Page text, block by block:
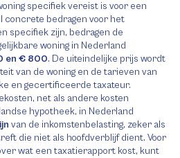
specifiek vereist is voor een
concrete bedragen voor het
specifiek zijn, bedragen de
woning in Nederland
en € 800. De uiteindelijke prijs wordt
van de woning en de tarieven van
en gecertificeerde taxateur.
net als andere kosten
hypotheek, in Nederland
van de inkomstenbelasting, zeker als
die niet als hoofdverblijf dient. Voor
wat een taxatierapport kost, kunt